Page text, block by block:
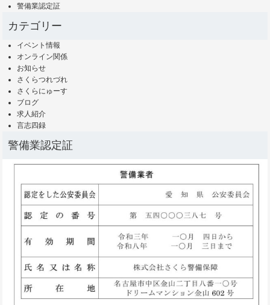
警備業認定証
カテゴリー
イベント情報
オンライン関係
お知らせ
さくらつれづれ
さくらにゅーす
ブログ
求人紹介
言志四録
警備業認定証